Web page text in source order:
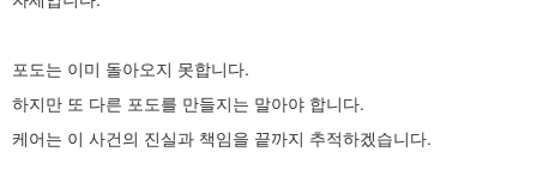
포도는 이미 돌아오지 못합니다.
하지만 또 다른 포도를 만들지는 말아야 합니다.
케어는 이 사건의 진실과 책임을 끝까지 추적하겠습니다.